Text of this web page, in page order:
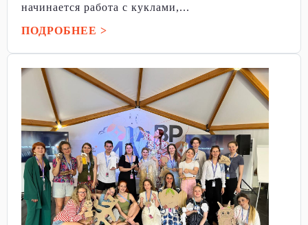
начинается работа с куклами,...
ПОДРОБНЕЕ >